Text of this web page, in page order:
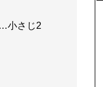
小さじ2